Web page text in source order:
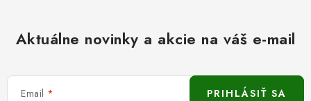
Aktuálne novinky a akcie na váš e-mail
Email PRIHLÁSIŤ SA